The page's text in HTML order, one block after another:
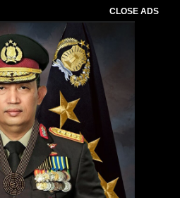
CLOSE ADS